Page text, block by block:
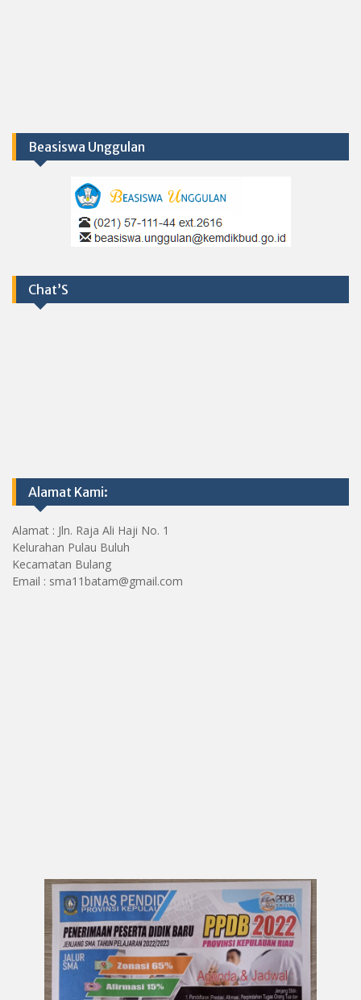
Beasiswa Unggulan
Chat’S
Alamat Kami:
Alamat : Jln. Raja Ali Haji No. 1
Kelurahan Pulau Buluh
Kecamatan Bulang
Email : sma11batam@gmail.com